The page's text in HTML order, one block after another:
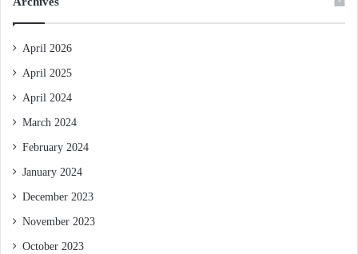
April 2026
April 2025
April 2024
March 2024
February 2024
January 2024
December 2023
November 2023
October 2023